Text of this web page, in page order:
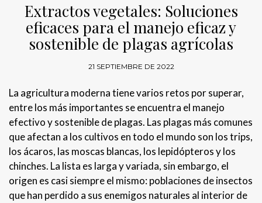
Extractos vegetales: Soluciones
eficaces para el manejo eficaz y
sostenible de plagas agrícolas
21 SEPTIEMBRE DE 2022
La agricultura moderna tiene varios retos por superar,
entre los más importantes se encuentra el manejo
efectivo y sostenible de plagas. Las plagas más comunes
que afectan a los cultivos en todo el mundo son los trips,
los ácaros, las moscas blancas, los lepidópteros y los
chinches. La lista es larga y variada, sin embargo, el
origen es casi siempre el mismo: poblaciones de insectos
que han perdido a sus enemigos naturales al interior de